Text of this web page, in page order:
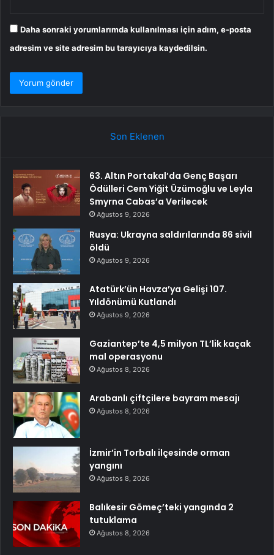
Daha sonraki yorumlarımda kullanılması için adım, e-posta
adresim ve site adresim bu tarayıcıya kaydedilsin.
Son Eklenen
63. Altın Portakal’da Genç Başarı
Ödülleri Cem Yiğit Üzümoğlu ve Leyla
Smyrna Cabas’a Verilecek
Ağustos 9, 2026
Rusya: Ukrayna saldırılarında 86 sivil
öldü
Ağustos 9, 2026
Atatürk’ün Havza’ya Gelişi 107.
Yıldönümü Kutlandı
Ağustos 9, 2026
Gaziantep’te 4,5 milyon TL’lik kaçak
mal operasyonu
Ağustos 8, 2026
Arabanlı çiftçilere bayram mesajı
Ağustos 8, 2026
İzmir’in Torbalı ilçesinde orman
yangını
Ağustos 8, 2026
Balıkesir Gömeç’teki yangında 2
tutuklama
Ağustos 8, 2026